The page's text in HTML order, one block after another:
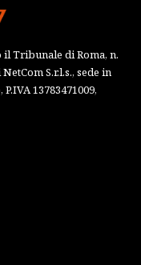
Tribunale di Roma, n.
S.r.l.s., sede in
13783471009,